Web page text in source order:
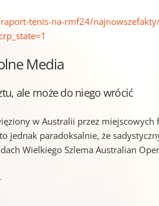
tenis-na-rmf24/
Media
ale może do niego wrócić
w Australii przez
jednak paradoksalnie, że
Wielkiego Szlema Australian